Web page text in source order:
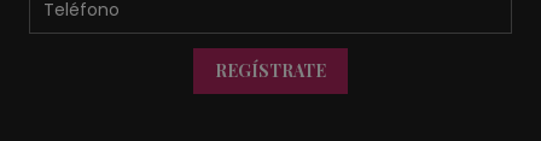
REGÍSTRATE